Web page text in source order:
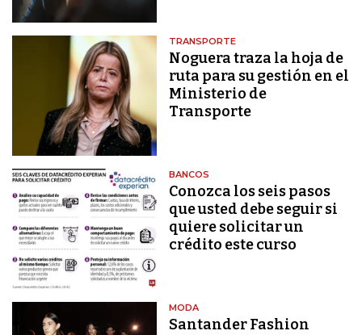
TRANSPORTE
Noguera traza la hoja de
ruta para su gestión en el
Ministerio de
Transporte
BANCOS
Conozca los seis pasos
que usted debe seguir si
quiere solicitar un
crédito este curso
MODA
Santander Fashion